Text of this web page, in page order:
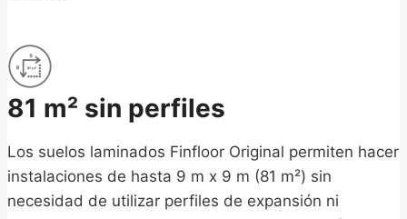
81 m² sin perfiles
Los suelos laminados Finfloor Original permiten hacer
instalaciones de hasta 9 m x 9 m (81 m²) sin
necesidad de utilizar perfiles de expansión ni